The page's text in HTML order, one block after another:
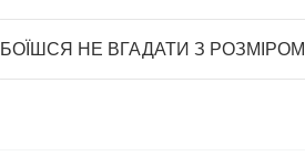
БОЇШСЯ НЕ ВГАДАТИ З РОЗМІРОМ